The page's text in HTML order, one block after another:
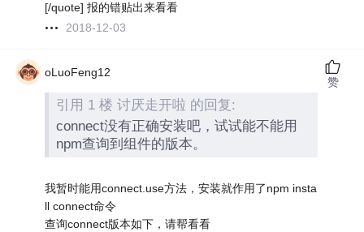
[/quote] 报的错贴出来看看
2018-12-03
oLuoFeng12
引用 1 楼 讨厌走开啦 的回复:
connect没有正确安装吧，试试能不能用
npm查询到组件的版本。
我暂时能用connect.use方法，安装就作用了npm insta
ll connect命令
查询connect版本如下，请帮看看
赞